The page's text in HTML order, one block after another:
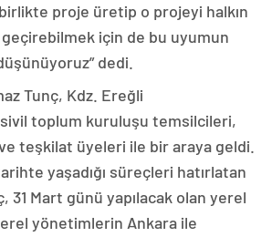
proje üretip o projeyi halkın
için de bu uyumun
dedi.
Tunç, Kdz. Ereğli
toplum kuruluşu temsilcileri,
teşkilat üyeleri ile bir araya geldi.
yaşadığı süreçleri hatırlatan
31 Mart günü yapılacak olan yerel
yönetimlerin Ankara ile